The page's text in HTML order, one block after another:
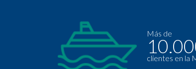
Más de
clientes en la